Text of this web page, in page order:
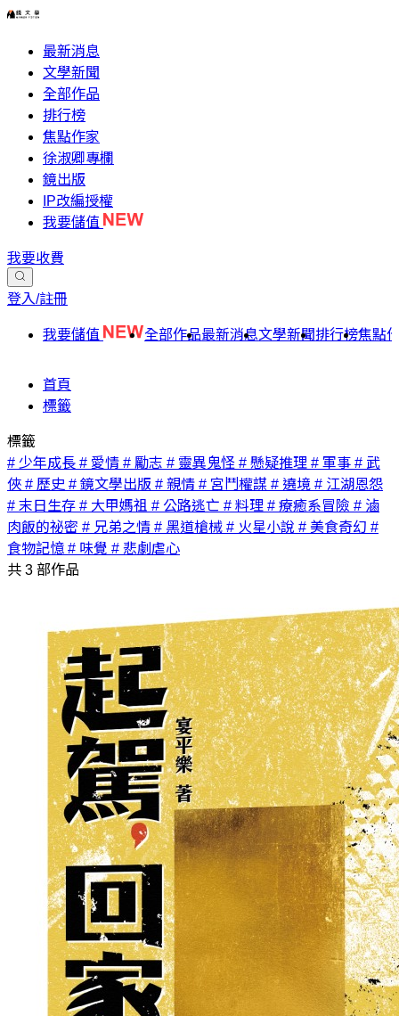
最新消息
文學新聞
全部作品
排行榜
焦點作家
徐淑卿專欄
鏡出版
IP改編授權
我要儲值
我要收費
登入/註冊
我要儲值 全部作品最新消息文學新聞排行榜焦點
首頁
標籤
標籤
# 少年成長 # 愛情 # 勵志 # 靈異鬼怪 # 懸疑推理 # 軍事 # 武
俠 # 歷史 # 鏡文學出版 # 親情 # 宮鬥權謀 # 遶境 # 江湖恩怨
# 末日生存 # 大甲媽祖 # 公路逃亡 # 料理 # 療癒系冒險 # 滷
肉飯的祕密 # 兄弟之情 # 黑道槍械 # 火星小說 # 美食奇幻 #
食物記憶 # 味覺 # 悲劇虐心
共 3 部作品